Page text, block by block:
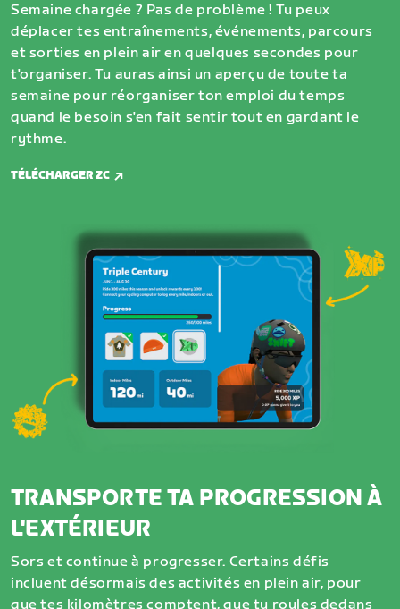
Semaine chargée ? Pas de problème ! Tu peux
déplacer tes entraînements, événements, parcours
et sorties en plein air en quelques secondes pour
t'organiser. Tu auras ainsi un aperçu de toute ta
semaine pour réorganiser ton emploi du temps
quand le besoin s'en fait sentir tout en gardant le
rythme.
TÉLÉCHARGER ZC
TRANSPORTE TA PROGRESSION À
L'EXTÉRIEUR
Sors et continue à progresser. Certains défis
incluent désormais des activités en plein air, pour
que tes kilomètres comptent, que tu roules dedans